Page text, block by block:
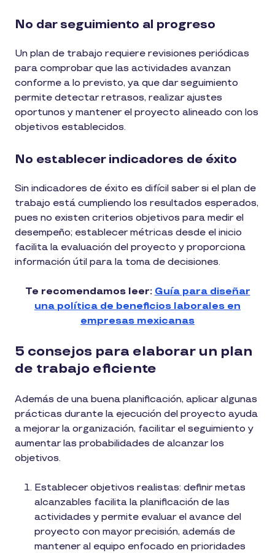
No dar seguimiento al progreso
Un plan de trabajo requiere revisiones periódicas
para comprobar que las actividades avanzan
conforme a lo previsto, ya que dar seguimiento
permite detectar retrasos, realizar ajustes
oportunos y mantener el proyecto alineado con los
objetivos establecidos.
No establecer indicadores de éxito
Sin indicadores de éxito es difícil saber si el plan de
trabajo está cumpliendo los resultados esperados,
pues no existen criterios objetivos para medir el
desempeño; establecer métricas desde el inicio
facilita la evaluación del proyecto y proporciona
información útil para la toma de decisiones.
Te recomendamos leer: Guía para diseñar
una política de beneficios laborales en
empresas mexicanas
5 consejos para elaborar un plan
de trabajo eficiente
Además de una buena planificación, aplicar algunas
prácticas durante la ejecución del proyecto ayuda
a mejorar la organización, facilitar el seguimiento y
aumentar las probabilidades de alcanzar los
objetivos.
Establecer objetivos realistas: definir metas
alcanzables facilita la planificación de las
actividades y permite evaluar el avance del
proyecto con mayor precisión, además de
mantener al equipo enfocado en prioridades